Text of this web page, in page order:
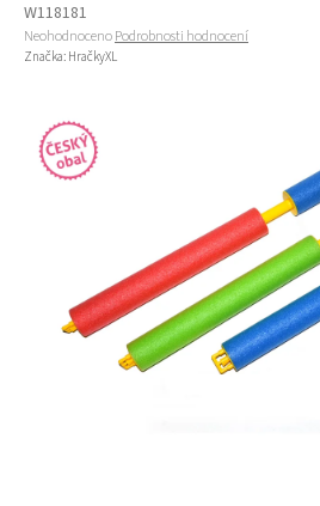
W118181
Průměrné
hodnocení
NeohodnocenoPodrobnosti hodnocení
Značka: HračkyXL